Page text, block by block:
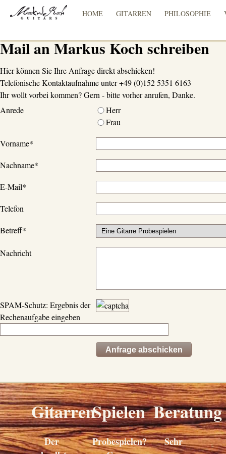
HOME GITARREN PHILOSOPHIE
Mail an Markus Koch schreiben
Hier können Sie Ihre Anfrage direkt abschicken!
Telefonische Kontaktaufnahme unter +49 (0)152 5351 6163
Ihr wollt vorbei kommen? Gern - bitte vorher anrufen, Danke.
Anrede
Herr
Frau
Vorname*
Nachname*
E-Mail*
Telefon
Betreff*
Nachricht
SPAM-Schutz: Ergebnis der
Rechenaufgabe eingeben
Gitarren
Der
Spielen
Probespielen?
Beratung
Sehr